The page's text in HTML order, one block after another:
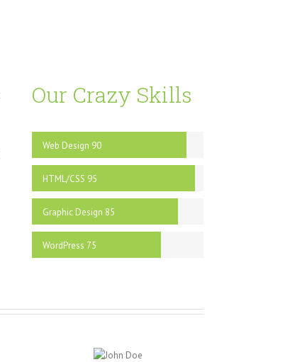
Our Crazy Skills
Web Design 90
HTML/CSS 95
Graphic Design 85
WordPress 75